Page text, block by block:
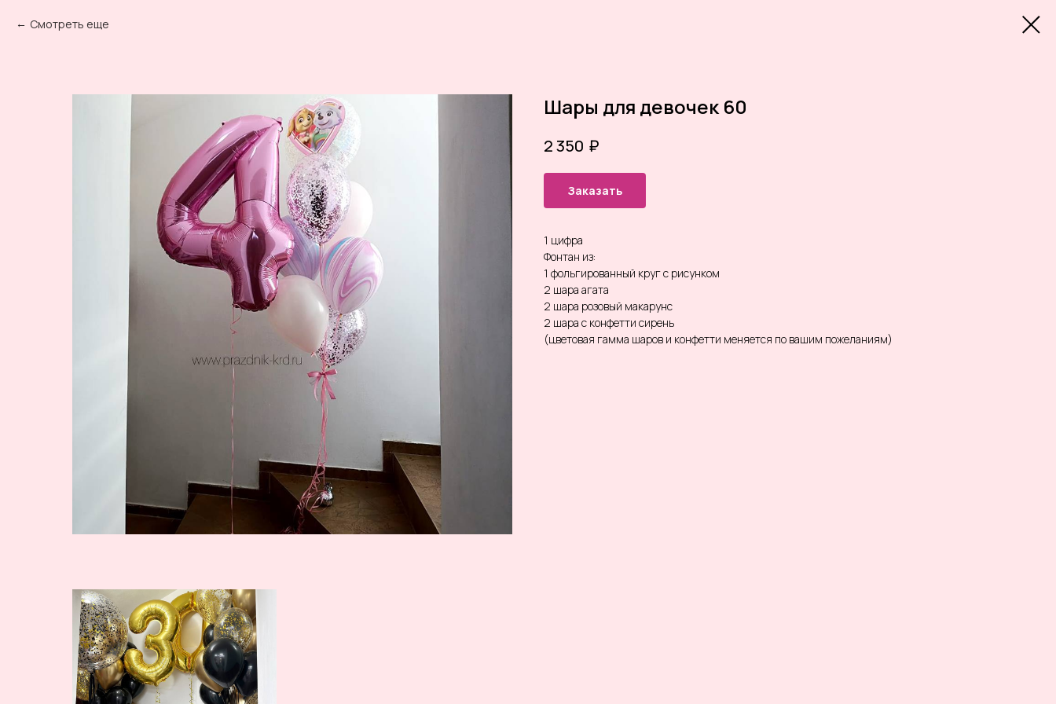
Смотреть еще
Шары для девочек 60
2 350 ₽
Заказать
1 цифра
Фонтан из:
1 фольгированный круг с рисунком
2 шара агата
2 шара розовый макарунс
2 шара с конфетти сирень
(цветовая гамма шаров и конфетти меняется по вашим пожеланиям)